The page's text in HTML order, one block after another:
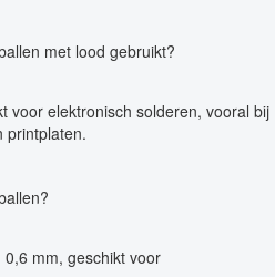
met lood gebruikt?
voor elektronisch solderen, vooral bij
printplaten.
mm, geschikt voor